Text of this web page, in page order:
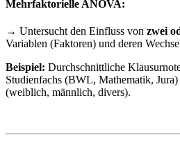
Mehrfaktorielle ANOVA:
→ Untersucht den Einfluss von zwei
Variablen (Faktoren) und deren
Beispiel: Durchschnittliche
Studienfachs (BWL, Mathematik, Jura)
(weiblich, männlich, divers).